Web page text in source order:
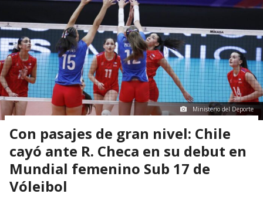
Ministerio del Deporte
Con pasajes de gran nivel: Chile
cayó ante R. Checa en su debut en
Mundial femenino Sub 17 de
Vóleibol